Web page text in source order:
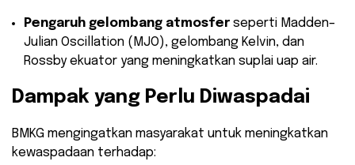
Pengaruh gelombang atmosfer seperti Madden–
Julian Oscillation (MJO), gelombang Kelvin, dan
Rossby ekuator yang meningkatkan suplai uap air.
Dampak yang Perlu Diwaspadai
BMKG mengingatkan masyarakat untuk meningkatkan
kewaspadaan terhadap: